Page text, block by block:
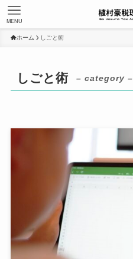
MENU
ホーム しごと術
しごと術 – category –